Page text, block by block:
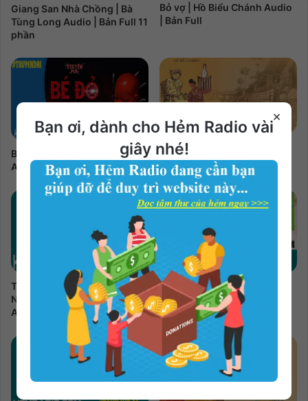
Giang San Nhà Chồng | Bà
Tùng Long Audio | Bản Full 11
phần
Bỏ vợ | Hồ Biểu Chánh Audio
| Bản Full
Bé Đỏ | Cú Heo & Bỉ Ngạn Hoa
Audio | Bản Full 3 phần
Cư Kỉnh | Hồ Biểu Chánh
Audio | Bản Full
Tôi, Charley Và Hành Trình
Nước Mỹ | John Steinbeck
Audio | Bản Full 16 phần
Trâm 2 | Kẻ Yểu Mệnh | Châu
Văn Văn Audio | Bản Full 3
phần
×
Bạn ơi, dành cho Hẻm Radio vài
giây nhé!